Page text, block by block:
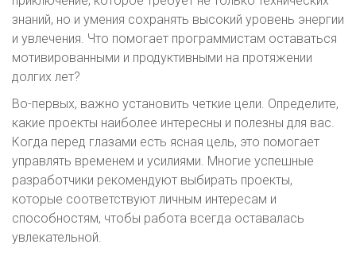
знаний, но и умения сохранять высокий уровень энергии
и увлечения. Что помогает программистам оставаться
мотивированными и продуктивными на протяжении
долгих лет?
Во-первых, важно установить четкие цели. Определите,
какие проекты наиболее интересны и полезны для вас.
Когда перед глазами есть ясная цель, это помогает
управлять временем и усилиями. Многие успешные
разработчики рекомендуют выбирать проекты,
которые соответствуют личным интересам и
способностям, чтобы работа всегда оставалась
увлекательной.